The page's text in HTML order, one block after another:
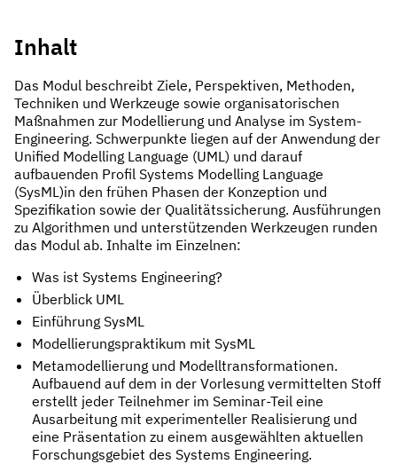
Inhalt
Das Modul beschreibt Ziele, Perspektiven, Methoden,
Techniken und Werkzeuge sowie organisatorischen
Maßnahmen zur Modellierung und Analyse im System-
Engineering. Schwerpunkte liegen auf der Anwendung der
Unified Modelling Language (UML) und darauf
aufbauenden Profil Systems Modelling Language
(SysML)in den frühen Phasen der Konzeption und
Spezifikation sowie der Qualitätssicherung. Ausführungen
zu Algorithmen und unterstützenden Werkzeugen runden
das Modul ab. Inhalte im Einzelnen:
Was ist Systems Engineering?
Überblick UML
Einführung SysML
Modellierungspraktikum mit SysML
Metamodellierung und Modelltransformationen.
Aufbauend auf dem in der Vorlesung vermittelten Stoff
erstellt jeder Teilnehmer im Seminar-Teil eine
Ausarbeitung mit experimenteller Realisierung und
eine Präsentation zu einem ausgewählten aktuellen
Forschungsgebiet des Systems Engineering.